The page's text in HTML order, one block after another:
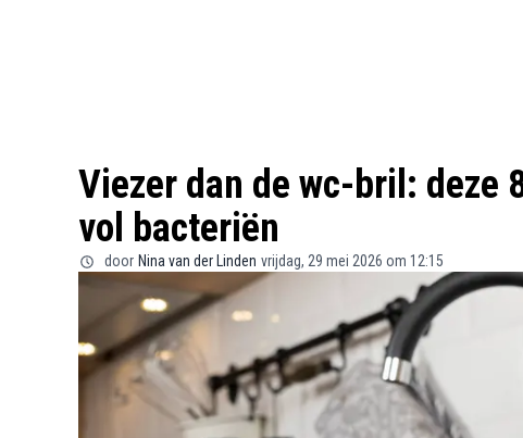
Viezer dan de wc-bril: deze
vol bacteriën
door Nina van der Linden vrijdag, 29 mei 2026 om 12:15